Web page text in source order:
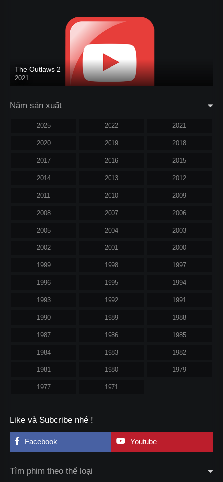
The Outlaws 2
2021
Năm sản xuất
2025 2022 2021
2020 2019 2018
2017 2016 2015
2014 2013 2012
2011 2010 2009
2008 2007 2006
2005 2004 2003
2002 2001 2000
1999 1998 1997
1996 1995 1994
1993 1992 1991
1990 1989 1988
1987 1986 1985
1984 1983 1982
1981 1980 1979
1977 1971
Like và Subcribe nhé !
Facebook Youtube
Tìm phim theo thể loại